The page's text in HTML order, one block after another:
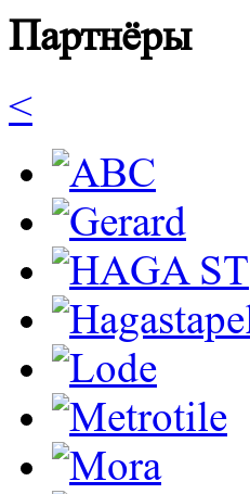
Партнёры
<